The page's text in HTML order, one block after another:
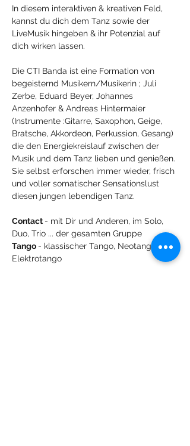
In diesem interaktiven & kreativen Feld,
kannst du dich dem Tanz sowie der
LiveMusik hingeben & ihr Potenzial auf
dich wirken lassen.
Die CTI Banda ist eine Formation von
begeisternd Musikern/Musikerin ; Juli
Zerbe, Eduard Beyer, Johannes
Anzenhofer & Andreas Hintermaier
(Instrumente :Gitarre, Saxophon, Geige,
Bratsche, Akkordeon, Perkussion, Gesang)
die den Energiekreislauf zwischen der
Musik und dem Tanz lieben und genießen.
Sie selbst erforschen immer wieder, frisch
und voller somatischer Sensationslust
diesen jungen lebendigen Tanz.
Contact - mit Dir und Anderen, im Solo,
Duo, Trio ... der gesamten Gruppe
Tango - klassischer Tango, Neotango,
Elektrotango